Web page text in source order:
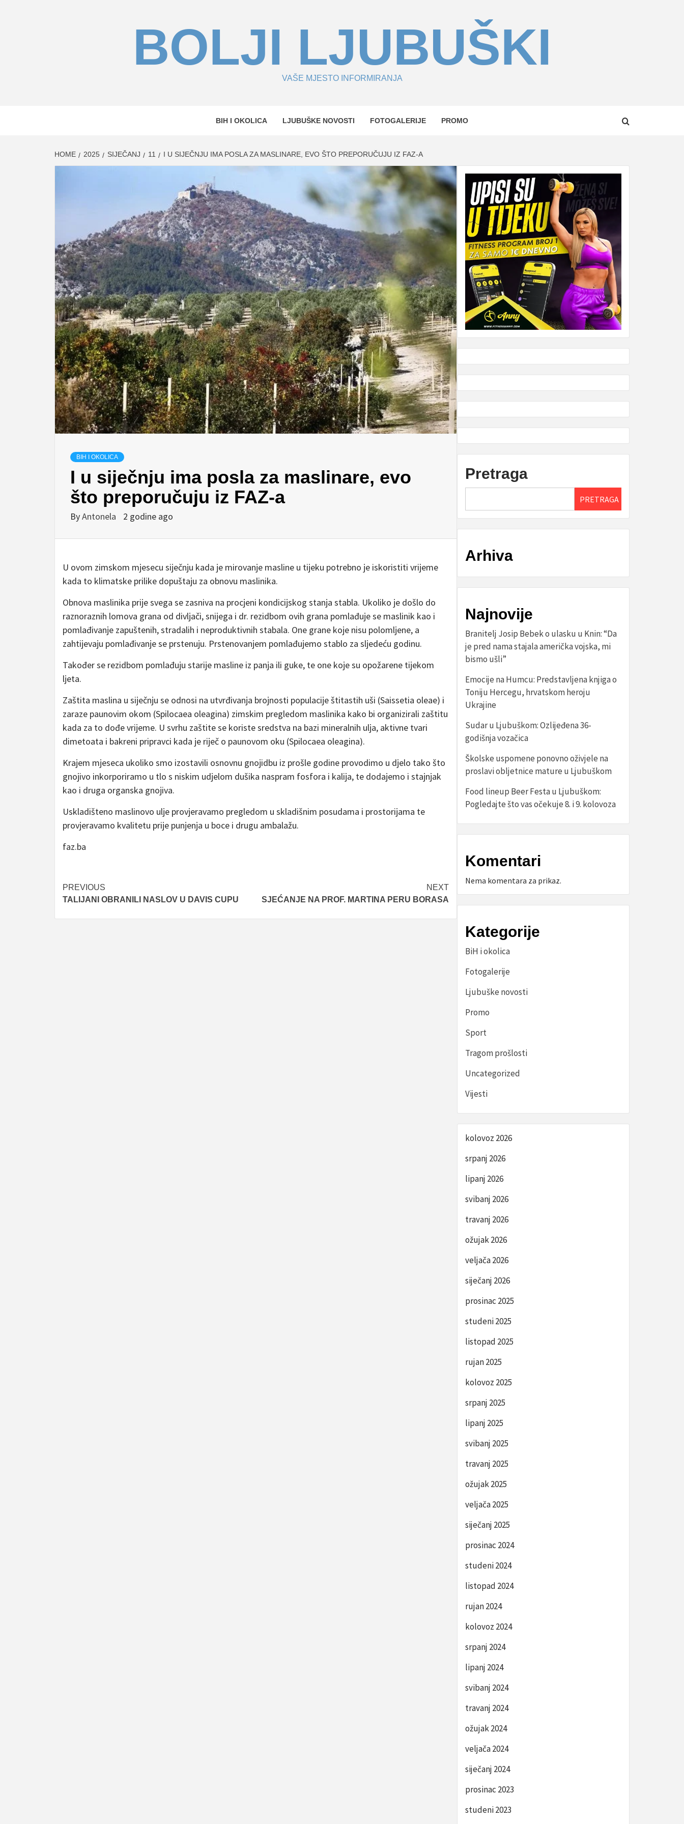
BOLJI LJUBUŠKI
VAŠE MJESTO INFORMIRANJA
BIH I OKOLICA LJUBUŠKE NOVOSTI FOTOGALERIJE PROMO
HOME 2025 SIJEČANJ 11 I U SIJEČNJU IMA POSLA ZA MASLINARE, EVO ŠTO PREPORUČUJU IZ FAZ-A
BIH I OKOLICA
I u siječnju ima posla za maslinare, evo
što preporučuju iz FAZ-a
ByAntonela 2 godine ago
U ovom zimskom mjesecu siječnju kada je mirovanje masline u tijeku potrebno je iskoristiti vrijeme
kada to klimatske prilike dopuštaju za obnovu maslinika.
Obnova maslinika prije svega se zasniva na procjeni kondicijskog stanja stabla. Ukoliko je došlo do
raznoraznih lomova grana od divljači, snijega i dr. rezidbom ovih grana pomlađuje se maslinik kao i
pomlađivanje zapuštenih, stradalih i neproduktivnih stabala. One grane koje nisu polomljene, a
zahtijevaju pomlađivanje se prstenuju. Prstenovanjem pomlađujemo stablo za sljedeću godinu.
Također se rezidbom pomlađuju starije masline iz panja ili guke, te one koje su opožarene tijekom
ljeta.
Zaštita maslina u siječnju se odnosi na utvrđivanja brojnosti populacije štitastih uši (Saissetia oleae) i
zaraze paunovim okom (Spilocaea oleagina) zimskim pregledom maslinika kako bi organizirali zaštitu
kada za to dođe vrijeme. U svrhu zaštite se koriste sredstva na bazi mineralnih ulja, aktivne tvari
dimetoata i bakreni pripravci kada je riječ o paunovom oku (Spilocaea oleagina).
Krajem mjeseca ukoliko smo izostavili osnovnu gnojidbu iz prošle godine provodimo u djelo tako što
gnojivo inkorporiramo u tlo s niskim udjelom dušika naspram fosfora i kalija, te dodajemo i stajnjak
kao i druga organska gnojiva.
Uskladišteno maslinovo ulje provjeravamo pregledom u skladišnim posudama i prostorijama te
provjeravamo kvalitetu prije punjenja u boce i drugu ambalažu.
faz.ba
Post
navigation
PREVIOUS
TALIJANI OBRANILI NASLOV U DAVIS CUPU
NEXT
SJEĆANJE NA PROF. MARTINA PERU BORASA
Pretraga
PRETRAGA
Arhiva
Najnovije
Branitelj Josip Bebek o ulasku u Knin: “Da
je pred nama stajala američka vojska, mi
bismo ušli”
Emocije na Humcu: Predstavljena knjiga o
Toniju Hercegu, hrvatskom heroju
Ukrajine
Sudar u Ljubuškom: Ozlijeđena 36-
godišnja vozačica
Školske uspomene ponovno oživjele na
proslavi obljetnice mature u Ljubuškom
Food lineup Beer Festa u Ljubuškom:
Pogledajte što vas očekuje 8. i 9. kolovoza
Komentari
Nema komentara za prikaz.
Kategorije
BiH i okolica
Fotogalerije
Ljubuške novosti
Promo
Sport
Tragom prošlosti
Uncategorized
Vijesti
kolovoz 2026
srpanj 2026
lipanj 2026
svibanj 2026
travanj 2026
ožujak 2026
veljača 2026
siječanj 2026
prosinac 2025
studeni 2025
listopad 2025
rujan 2025
kolovoz 2025
srpanj 2025
lipanj 2025
svibanj 2025
travanj 2025
ožujak 2025
veljača 2025
siječanj 2025
prosinac 2024
studeni 2024
listopad 2024
rujan 2024
kolovoz 2024
srpanj 2024
lipanj 2024
svibanj 2024
travanj 2024
ožujak 2024
veljača 2024
siječanj 2024
prosinac 2023
studeni 2023